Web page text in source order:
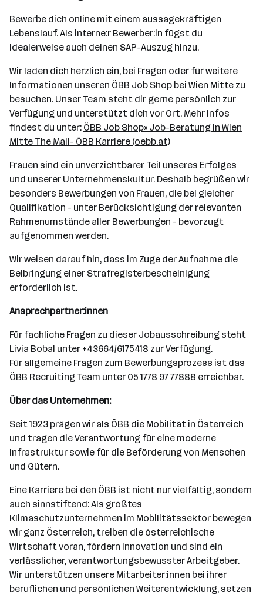
Bewerbe dich online mit einem aussagekräftigen
Lebenslauf. Als interne:r Bewerber:in fügst du
idealerweise auch deinen SAP-Auszug hinzu.
Wir laden dich herzlich ein, bei Fragen oder für weitere
Informationen unseren ÖBB Job Shop bei Wien Mitte zu
besuchen. Unser Team steht dir gerne persönlich zur
Verfügung und unterstützt dich vor Ort. Mehr Infos
findest du unter: ÖBB Job Shop» Job-Beratung in Wien
Mitte The Mall- ÖBB Karriere (oebb.at)
Frauen sind ein unverzichtbarer Teil unseres Erfolges
und unserer Unternehmenskultur. Deshalb begrüßen wir
besonders Bewerbungen von Frauen, die bei gleicher
Qualifikation - unter Berücksichtigung der relevanten
Rahmenumstände aller Bewerbungen - bevorzugt
aufgenommen werden.
Wir weisen darauf hin, dass im Zuge der Aufnahme die
Beibringung einer Strafregisterbescheinigung
erforderlich ist.
Ansprechpartner:innen
Für fachliche Fragen zu dieser Jobausschreibung steht
Livia Bobal unter +43664/6175418 zur Verfügung.
Für allgemeine Fragen zum Bewerbungsprozess ist das
ÖBB Recruiting Team unter 05 1778 97 77888 erreichbar.
Über das Unternehmen:
Seit 1923 prägen wir als ÖBB die Mobilität in Österreich
und tragen die Verantwortung für eine moderne
Infrastruktur sowie für die Beförderung von Menschen
und Gütern.
Eine Karriere bei den ÖBB ist nicht nur vielfältig, sondern
auch sinnstiftend: Als größtes
Klimaschutzunternehmen im Mobilitätssektor bewegen
wir ganz Österreich, treiben die österreichische
Wirtschaft voran, fördern Innovation und sind ein
verlässlicher, verantwortungsbewusster Arbeitgeber.
Wir unterstützen unsere Mitarbeiter:innen bei ihrer
beruflichen und persönlichen Weiterentwicklung, setzen